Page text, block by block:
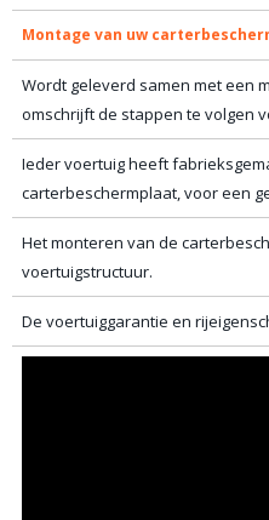
Montage van uw
Wordt geleverd samen met een
omschrijft de stappen te volgen
Ieder voertuig heeft
carterbeschermplaat, voor een
Het monteren van de
voertuigstructuur.
De voertuiggarantie en